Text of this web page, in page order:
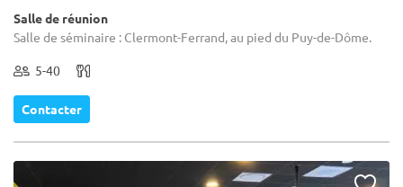
Salle de réunion
Salle de séminaire : Clermont-Ferrand, au pied du Puy-de-Dôme.
5-40
Contacter